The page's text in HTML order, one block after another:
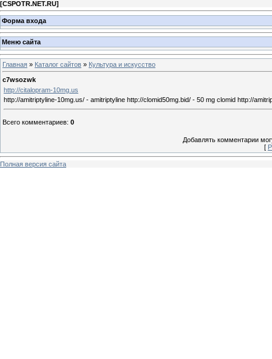
[CSPOTR.NET.RU]
Форма входа
Меню сайта
Главная » Каталог сайтов » Культура и искусство
c7wsozwk
http://citalopram-10mg.us
http://amitriptyline-10mg.us/ - amitriptyline http://clomid50mg.bid/ - 50 mg clomid http://
Всего комментариев: 0
Добавлять комментарии
[
Полная версия сайта